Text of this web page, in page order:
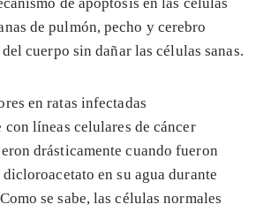
de pulmón, pecho y cerebro
cuerpo sin dañar las células sanas.
en ratas infectadas
con líneas celulares de cáncer
drásticamente cuando fueron
en su agua durante
se sabe, las células normales